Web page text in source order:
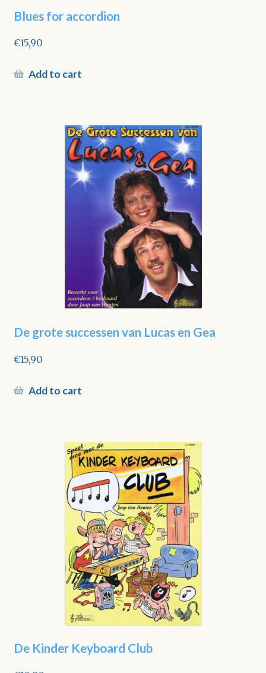
Blues for accordion
€15,90
Add to cart
De grote successen van Lucas en Gea
€15,90
Add to cart
De Kinder Keyboard Club